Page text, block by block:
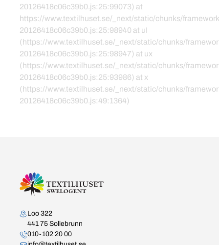
20126418c06c39b0.js:25:99073) at
https://www.textilhuset.se/_next/static/chunks/
20126418c06c39b0.js:25:98940 at uI
(https://www.textilhuset.se/_next/static/chunks/
20126418c06c39b0.js:25:98947) at ux
(https://www.textilhuset.se/_next/static/chunks/
20126418c06c39b0.js:25:93986) at x
(https://www.textilhuset.se/_next/static/chunks/
20126418c06c39b0.js:49:1364)
Kontakta oss
Loo 322
441 75 Sollebrunn
010-102 20 00